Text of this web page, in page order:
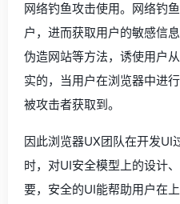
网络钓鱼攻击使用。网络钓
户，进而获取用户的敏感信
伪造网站等方法，诱使用户
实的，当用户在浏览器中进
被攻击者获取到。
因此浏览器UX团队在开发UI
时，对UI安全模型上的设计
要，安全的UI能帮助用户在